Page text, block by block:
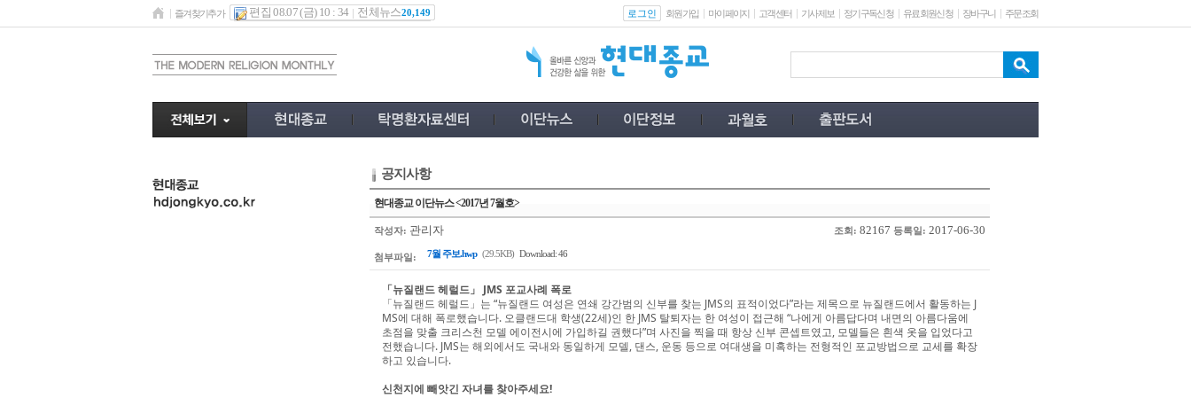
즐겨찾기추가 편집 08.07 (금) 10 : 34 전체뉴스20,149 로그인 회원가입 마이페이지 고객센터 기사제보 정기구독신청 유료회원신청 장바구니 주문조회
공지사항
현대종교 이단뉴스 <2017년 7월호>
작성자: 관리자 조회: 82167 등록일: 2017-06-30
첨부파일: 7월 주보.hwp (29.5KB) Download: 46
「뉴질랜드 헤럴드」 JMS 포교사례 폭로
「뉴질랜드 헤럴드」는 “뉴질랜드 여성은 연쇄 강간범의 신부를 찾는 JMS의 표적이었다”라는 제목으로 뉴질랜드에서 활동하는 J
MS에 대해 폭로했습니다. 오클랜드대 학생(22세)인 한 JMS 탈퇴자는 한 여성이 접근해 “나에게 아름답다며 내면의 아름다움에
초점을 맞출 크리스천 모델 에이전시에 가입하길 권했다”며 사진을 찍을 때 항상 신부 콘셉트였고, 모델들은 흰색 옷을 입었다고
전했습니다. JMS는 해외에서도 국내와 동일하게 모델, 댄스, 운동 등으로 여대생을 미혹하는 전형적인 포교방법으로 교세를 확장
하고 있습니다.
신천지에 빼앗긴 자녀를 찾아주세요!